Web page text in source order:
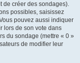
de créer des sondages).
possibles, saisissez
pouvez aussi indiquer
lors de son vote dans
du sondage (mettre « 0 »
de modifier leur